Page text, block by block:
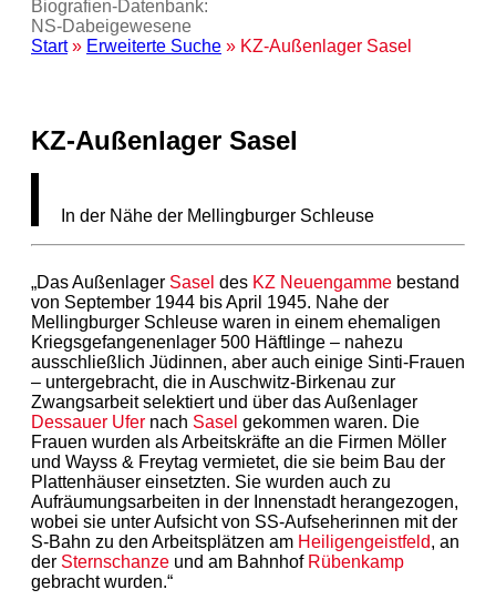
Biografien-Datenbank:
NS‑Dabeigewesene
Start» Erweiterte Suche » KZ-Außenlager Sasel
KZ-Außenlager Sasel
In der Nähe der Mellingburger Schleuse
„Das Außenlager Sasel des KZ Neuengamme bestand
von September 1944 bis April 1945. Nahe der
Mellingburger Schleuse waren in einem ehemaligen
Kriegsgefangenenlager 500 Häftlinge – nahezu
ausschließlich Jüdinnen, aber auch einige Sinti-Frauen
– untergebracht, die in Auschwitz-Birkenau zur
Zwangsarbeit selektiert und über das Außenlager
Dessauer Ufer nach Sasel gekommen waren. Die
Frauen wurden als Arbeitskräfte an die Firmen Möller
und Wayss & Freytag vermietet, die sie beim Bau der
Plattenhäuser einsetzten. Sie wurden auch zu
Aufräumungsarbeiten in der Innenstadt herangezogen,
wobei sie unter Aufsicht von SS-Aufseherinnen mit der
S-Bahn zu den Arbeitsplätzen am Heiligengeistfeld, an
der Sternschanze und am Bahnhof Rübenkamp
gebracht wurden.“